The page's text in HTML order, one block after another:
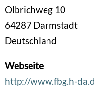
Olbrichweg 10
64287 Darmstadt
Deutschland
Webseite
http://www.fbg.h-